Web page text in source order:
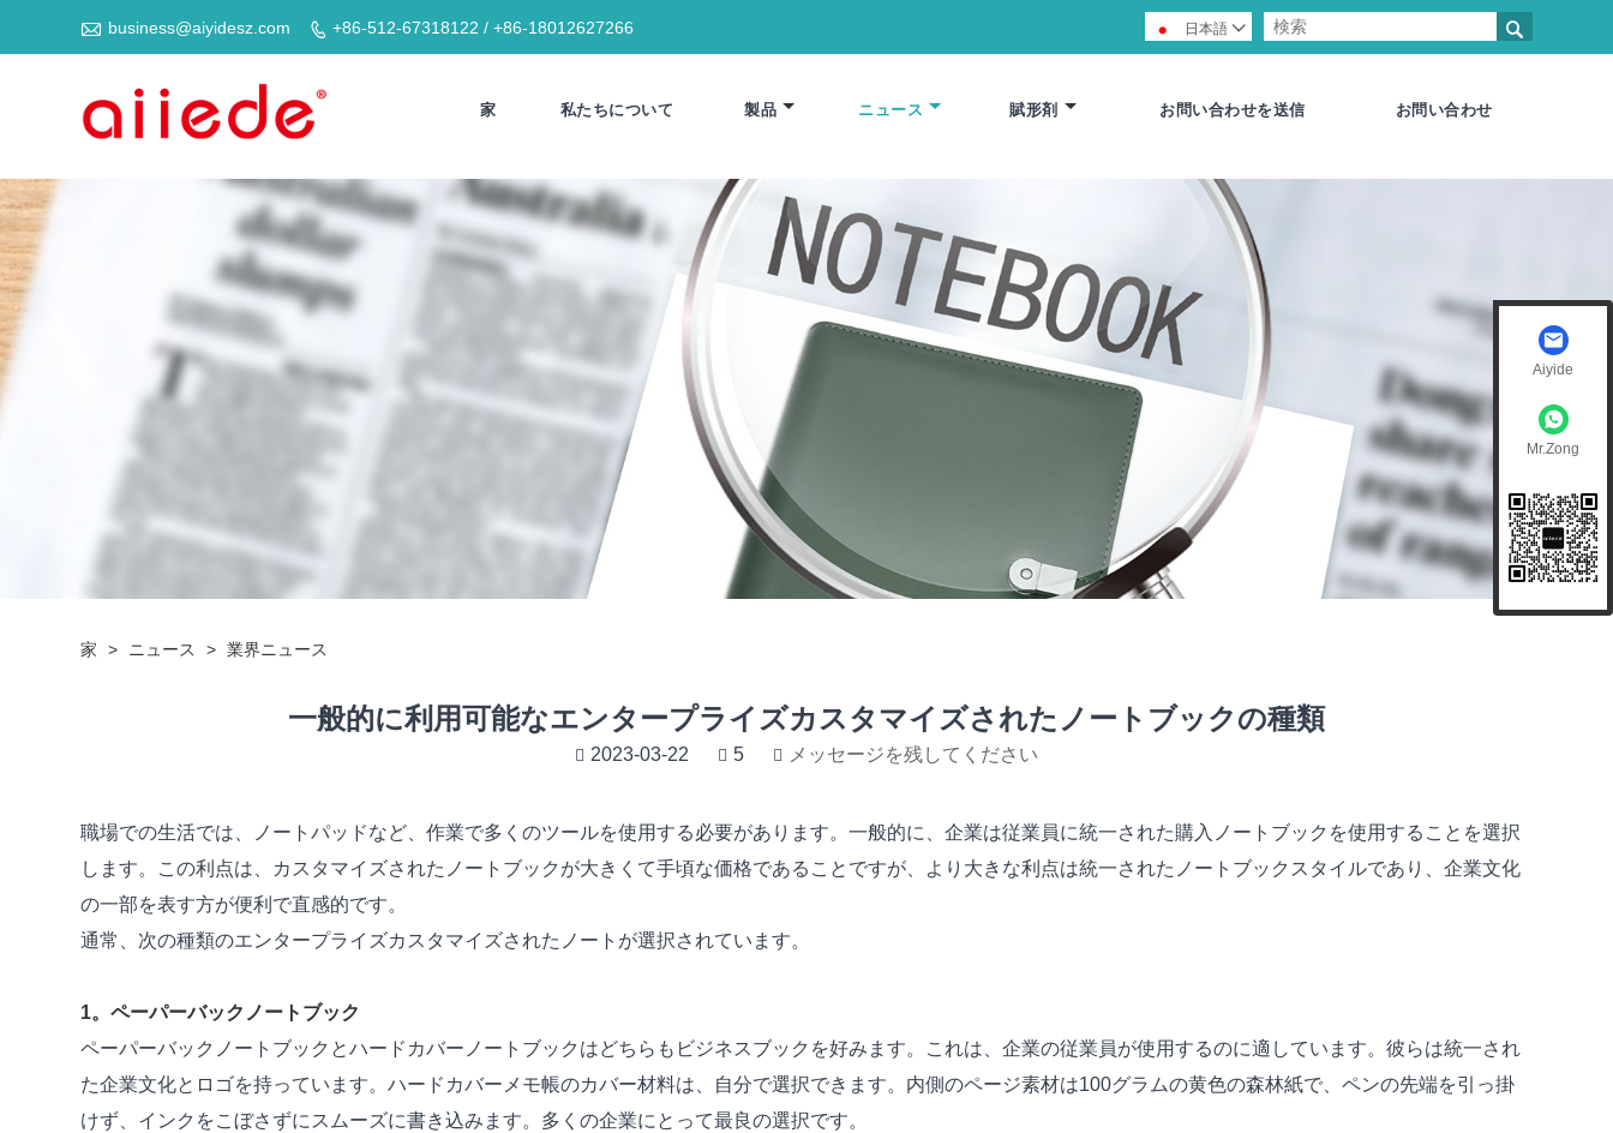
 business@aiyidesz.com  +86-512-67318122 / +86-18012627266 
日本語 
家 私たちについて 製品 ニュース 賦形剤 お問い合わせを送信 お問い合わせ
家 > ニュース > 業界ニュース
一般的に利用可能なエンタープライズカスタマイズされたノートブックの種類
2023-03-22 5 メッセージを残してください
職場での生活では、ノートパッドなど、作業で多くのツールを使用する必要があります。一般的に、企業は従業員に統一された購入ノートブックを使用することを選択
します。この利点は、カスタマイズされたノートブックが大きくて手頃な価格であることですが、より大きな利点は統一されたノートブックスタイルであり、企業文化
の一部を表す方が便利で直感的です。
通常、次の種類のエンタープライズカスタマイズされたノートが選択されています。
1。ペーパーバックノートブック
ペーパーバックノートブックとハードカバーノートブックはどちらもビジネスブックを好みます。これは、企業の従業員が使用するのに適しています。彼らは統一され
た企業文化とロゴを持っています。ハードカバーメモ帳のカバー材料は、自分で選択できます。内側のページ素材は100グラムの黄色の森林紙で、ペンの先端を引っ掛
けず、インクをこぼさずにスムーズに書き込みます。多くの企業にとって最良の選択です。
Aiyide
Mr.Zong